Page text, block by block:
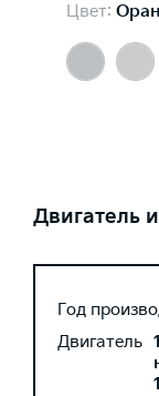
Цвет:
Двигатель
Год
Двигатель